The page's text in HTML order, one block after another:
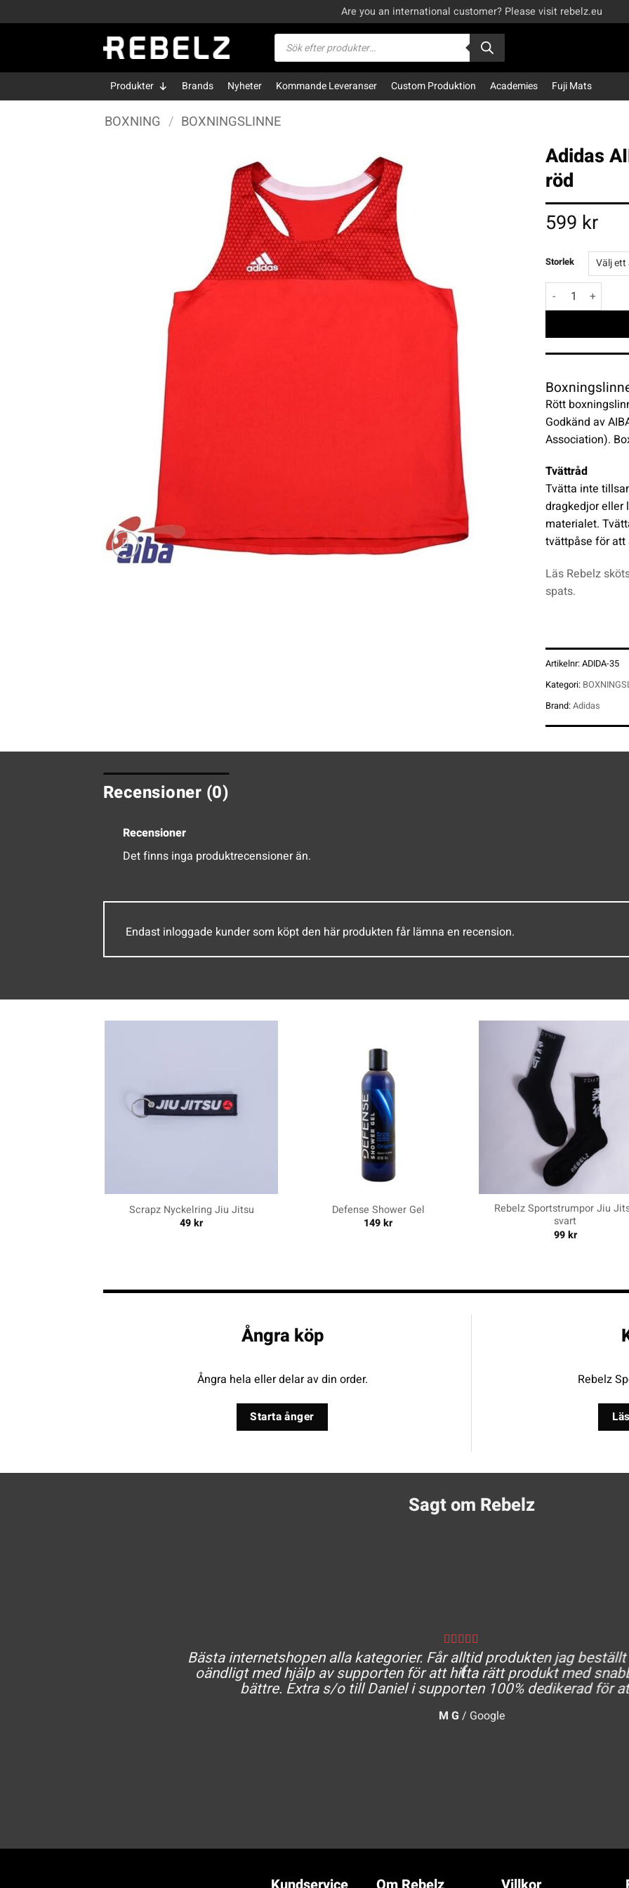
to
Are you an international customer? Please visit rebelz.eu
Produktsökning
Produkter Brands Nyheter Kommande Leveranser Custom Produktion Academies Fuji Mats
BOXNING / BOXNINGSLINNE
Adidas
röd
599 kr
Storlek
Adidas AIBA
Rött
Godkänd av
Association).
Tvättråd
Tvätta inte
dragkedjor eller
materialet.
tvättpåse för att
Läs Rebelz
spats.
Artikelnr:ADIDA-35
Kategori:
Brand:Adidas
Recensioner (0)
Recensioner
Det finns inga produktrecensioner än.
Endast inloggade kunder som köpt den här produkten får lämna en recension.
Scrapz Nyckelring Jiu Jitsu
49kr
Defense Shower Gel
149kr
Rebelz Sportstrumpor Jiu
svart
99kr
Ångra köp
Ångra hela eller delar av din order.
Starta ånger
Rebelz
Sagt om Rebelz
Bästa internetshopen alla kategorier. Får alltid produkten jag
oändligt med hjälp av supporten för att hitta rätt produkt med
bättre. Extra s/o till Daniel i supporten 100% dedikerad för
M G / Google